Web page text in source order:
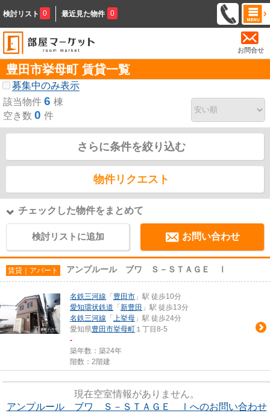
検討リスト 0 最近見た物件 0
お問合せ
豊田市挙母町 賃貸一覧
募集中のみ表示
該当物件 6 棟
空き数 0 件
さらに条件を絞り込む
物件リクエスト
チェックした物件をまとめて
検討リストに追加 お問い合わせ
賃貸｜アパート アンプルール ブワ Ｓ－ＳＴＡＧＥ Ⅰ
名鉄三河線 「 豊田市 」駅 徒歩10分
愛知環状鉄道 「 新豊田 」駅 徒歩13分
名鉄三河線 「 上挙母 」駅 徒歩24分
愛知県豊田市挙母町 １丁目8-5
-
築年数：築24年
階数：2階建
現在空室情報がありません。
アンプルール ブワ Ｓ－ＳＴＡＧＥ Ⅰへのお問い合わせ